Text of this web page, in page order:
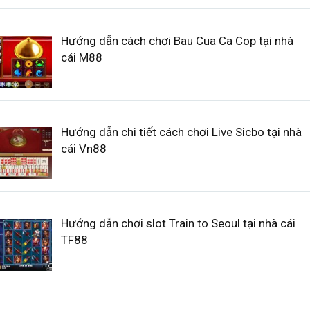
Hướng dẫn cách chơi Bau Cua Ca Cop tại nhà
cái M88
Hướng dẫn chi tiết cách chơi Live Sicbo tại nhà
cái Vn88
Hướng dẫn chơi slot Train to Seoul tại nhà cái
TF88